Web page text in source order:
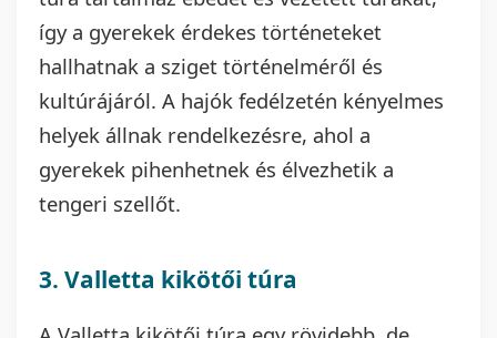
így a gyerekek érdekes történeteket
hallhatnak a sziget történelméről és
kultúrájáról. A hajók fedélzetén kényelmes
helyek állnak rendelkezésre, ahol a
gyerekek pihenhetnek és élvezhetik a
tengeri szellőt.
3. Valletta kikötői túra